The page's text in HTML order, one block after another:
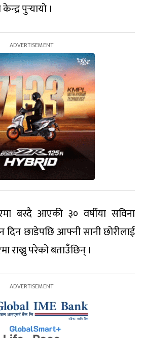
पुर्‍यायो ।
बस्दै आएकी ३० वर्षीया सविना
दिन छाडेपछि आफ्नी सानी छोरीलाई
राख्नु परेको बताउँछिन् ।